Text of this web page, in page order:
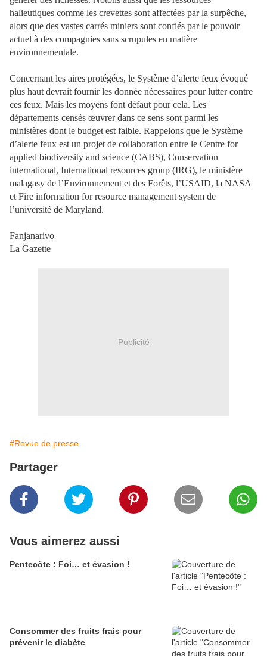
halieutiques comme les crevettes sont affectées par la surpêche,
alors que des vastes carrés miniers sont confiés par le pouvoir
actuel à des compagnies sans scrupules en matière
environnementale.
Concernant les aires protégées, le Système d’alerte feux évoqué
plus haut devrait fournir les donnée nécessaires pour lutter contre
ces feux. Mais les moyens font défaut pour cela. Les
départements censés œuvrer dans ce sens sont parmi les
ministères dont le budget est faible. Rappelons que le Système
d’alerte feux est un projet de collaboration entre le Centre for
applied biodiversity and science (CABS), Conservation
international, International resources group (IRG), le ministère
malagasy de l’Environnement et des Forêts, l’USAID, la NASA
et Fire information for resource management system de
l’université de Maryland.
Fanjanarivo
La Gazette
Publicité
#Revue de presse
Partager
Vous aimerez aussi
Pentecôte : Foi… et évasion !
Consommer des fruits frais pour
prévenir le diabète